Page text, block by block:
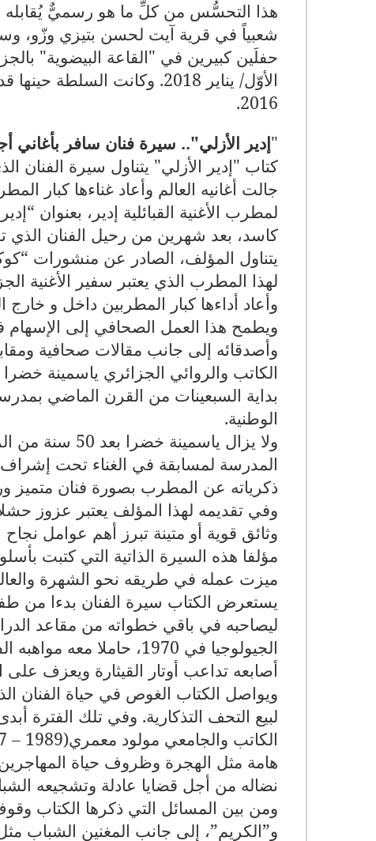
شعبياً في قرية آيت لحسن بتيزي وزّو،
حفلَين كبيرين في "القاعة البيضوية"
الأوّل/ يناير 2018. وكانت
2016
.
"إدير الأزلي".. سيرة فنان سافر بأغاني
كتاب "إدير الأزلي" يتناول سيرة الفنان
جالت أغانيه العالم وأعاد غناءها كبار
لمطرب الأغنية القبائلية إدير، بعنوان
كاسد، بعد شهرين من رحيل الفنان الذي
لهذا المطرب الذي يعتبر سفير الأغنية
وأعاد أداءها كبار المطربين داخل و خارج
ويطمح هذا العمل الصحافي إلى الإسهام
وأصدقائه إلى جانب مقالات صحافية
الكاتب والروائي الجزائري ياسمينة
بداية السبعينات من القرن الماضي
الوطنية.
ولا يزال
المدرسة لمسابقة في الغناء تحت
ذكرياته عن المطرب بصورة فنان متميز
وفي تقديمه لهذا المؤلف يعتبر عزوز
وثائق قوية أو متينة تبرز أهم عوامل
مؤلفا هذه السيرة الذاتية التي كتبت
ميزت عمله في طريقه نحو الشهرة
يستعرض الكتاب سيرة الفنان بدءا من
ليصاحبه في باقي خطواته من مقاعد
الجيولوجيا في 1970،
أصابعه تداعب أوتار القيثارة ويعزف على
ويواصل الكتاب الغوص في حياة الفنان
لبيع التحف التذكارية. وفي تلك الفترة
الكاتب والجامعي مولود معمري– 1989)
نضاله من أجل قضايا عادلة وتشجيعه
ومن بين المسائل التي ذكرها الكتاب
و”الكريم”، إلى جانب المغنين الشباب